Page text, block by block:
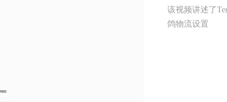
该视频讲述了
鸽物流设置